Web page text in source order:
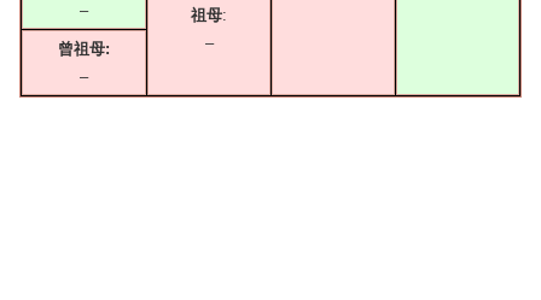
–
祖母:
–
曾祖母:
–